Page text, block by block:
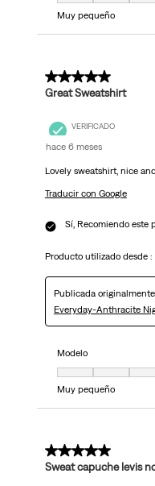
Muy pequeño
5 de 5 estrellas.
Great Sweatshirt
VERIFICADO
hace 6 meses
Lovely sweatshirt, nice
Traducir con Google
Sí, Recomiendo este
Producto utilizado desde :
Publicada
Everyday-Anthracite
Modelo
Modelo, 4 de 7, donde
Muy pequeño
5 de 5 estrellas.
Sweat capuche levis